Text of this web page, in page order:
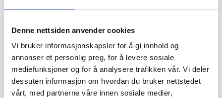
Denne nettsiden anvender cookies
Vi bruker informasjonskapsler for å gi innhold og
annonser et personlig preg, for å levere sosiale
mediefunksjoner og for å analysere trafikken vår. Vi deler
dessuten informasjon om hvordan du bruker nettstedet
vårt, med partnerne våre innen sosiale medier,
Trangia
Trangia Kaffekjele For Bål
Trangia
Trangia Multidisk for 25